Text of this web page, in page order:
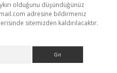
olduğunu düşündüğünüz
adresine bildirmeniz
sitemizden kaldırılacaktır.